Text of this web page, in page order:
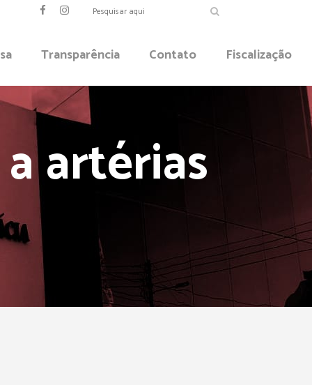
Transparência Contato Fiscalização
artérias